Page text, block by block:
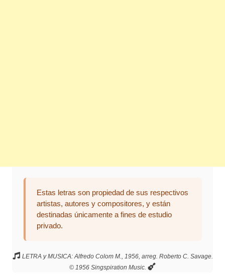
Estas letras son propiedad de sus respectivos
artistas, autores y compositores, y están
destinadas únicamente a fines de estudio
privado.
LETRA y MUSICA: Alfredo Colom M., 1956, arreg. Roberto C. Savage.
© 1956 Singspiration Music.